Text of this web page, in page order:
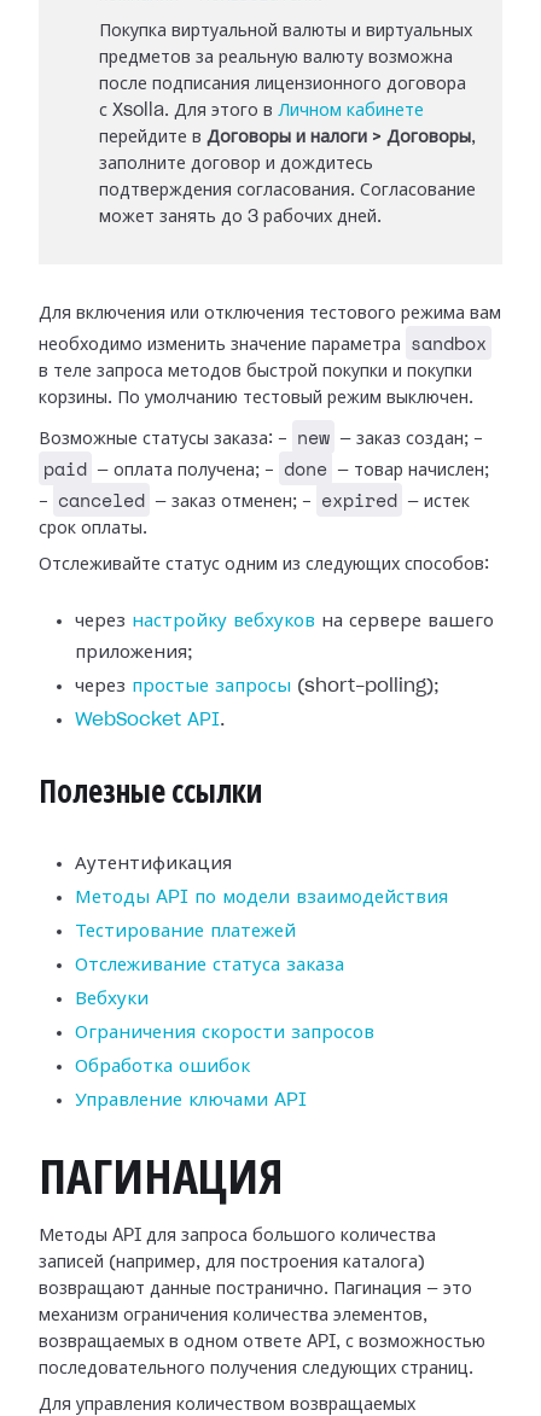
Покупка виртуальной валюты и виртуальных
предметов за реальную валюту возможна
после подписания лицензионного договора
с Xsolla. Для этого в Личном кабинете
перейдите в Договоры и налоги > Договоры,
заполните договор и дождитесь
подтверждения согласования. Согласование
может занять до 3 рабочих дней.
Для включения или отключения тестового режима вам
необходимо изменить значение параметра
sandbox
в теле запроса методов быстрой покупки и покупки
корзины. По умолчанию тестовый режим выключен.
Возможные статусы заказа: - new — заказ создан; -
paid — оплата получена; - done — товар начислен;
-
canceled — заказ отменен; - expired — истек
срок оплаты.
Отслеживайте статус одним из следующих способов:
через настройку вебхуков на сервере вашего
приложения;
через простые запросы (short-polling);
WebSocket API.
Полезные ссылки
Аутентификация
Методы API по модели взаимодействия
Тестирование платежей
Отслеживание статуса заказа
Вебхуки
Ограничения скорости запросов
Обработка ошибок
Управление ключами API
ПАГИНАЦИЯ
Методы API для запроса большого количества
записей (например, для построения каталога)
возвращают данные постранично. Пагинация — это
механизм ограничения количества элементов,
возвращаемых в одном ответе API, с возможностью
последовательного получения следующих страниц.
Для управления количеством возвращаемых